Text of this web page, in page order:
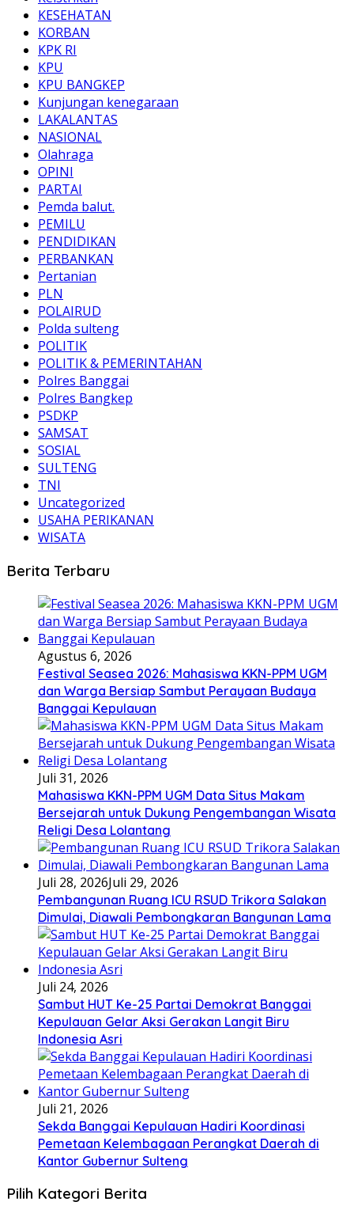
KESEHATAN
KORBAN
KPK RI
KPU
KPU BANGKEP
Kunjungan kenegaraan
LAKALANTAS
NASIONAL
Olahraga
OPINI
PARTAI
Pemda balut.
PEMILU
PENDIDIKAN
PERBANKAN
Pertanian
PLN
POLAIRUD
Polda sulteng
POLITIK
POLITIK & PEMERINTAHAN
Polres Banggai
Polres Bangkep
PSDKP
SAMSAT
SOSIAL
SULTENG
TNI
Uncategorized
USAHA PERIKANAN
WISATA
Berita Terbaru
Agustus 6, 2026
Festival Seasea 2026: Mahasiswa KKN-PPM UGM
dan Warga Bersiap Sambut Perayaan Budaya
Banggai Kepulauan
Juli 31, 2026
Mahasiswa KKN-PPM UGM Data Situs Makam
Bersejarah untuk Dukung Pengembangan Wisata
Religi Desa Lolantang
Juli 28, 2026Juli 29, 2026
Pembangunan Ruang ICU RSUD Trikora Salakan
Dimulai, Diawali Pembongkaran Bangunan Lama
Juli 24, 2026
Sambut HUT Ke-25 Partai Demokrat Banggai
Kepulauan Gelar Aksi Gerakan Langit Biru
Indonesia Asri
Juli 21, 2026
Sekda Banggai Kepulauan Hadiri Koordinasi
Pemetaan Kelembagaan Perangkat Daerah di
Kantor Gubernur Sulteng
Pilih Kategori Berita